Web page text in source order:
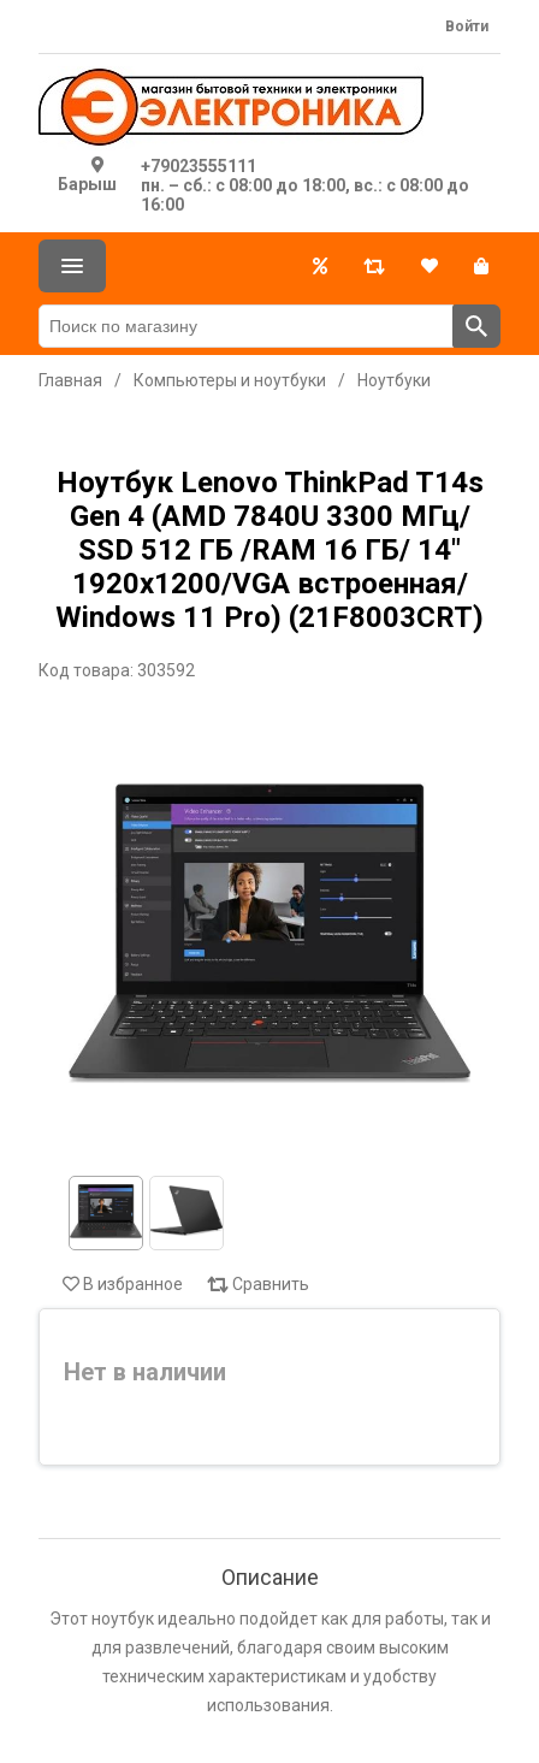
Барыш
+79023555111
пн. – сб.: с 08:00 до 18:00, вс.: с 08:00 до
16:00
Войти
Главная / Компьютеры и ноутбуки / Ноутбуки
Ноутбук Lenovo ThinkPad T14s
Gen 4 (AMD 7840U 3300 МГц/
SSD 512 ГБ /RAM 16 ГБ/ 14"
1920x1200/VGA встроенная/
Windows 11 Pro) (21F8003CRT)
Код товара: 303592
В избранное Сравнить
Нет в наличии
Описание
Этот ноутбук идеально подойдет как для работы, так и
для развлечений, благодаря своим высоким
техническим характеристикам и удобству
использования.